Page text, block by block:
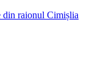
din raionul Cimișlia